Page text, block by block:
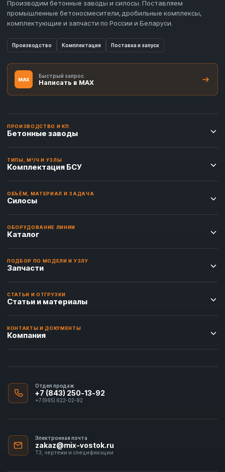
Производим бетонные заводы и силосы. Поставляем
промышленные бетоносмесители, дробильные комплексы,
комплектующие и запчасти по России и Беларуси.
Производство Комплектация Поставка и запуск
MAX
Быстрый запрос
Написать в MAX
ПРОИЗВОДСТВО И КП
Бетонные заводы
ТИПЫ, М³/Ч И УЗЛЫ
Комплектация БСУ
ОБЪЁМ, МАТЕРИАЛ И ЗАДАЧА
Силосы
ОБОРУДОВАНИЕ ЛИНИИ
Каталог
ПОДБОР ПО МОДЕЛИ И УЗЛУ
Запчасти
СТАТЬИ И ОТГРУЗКИ
Статьи и материалы
КОНТАКТЫ И ДОКУМЕНТЫ
Компания
Отдел продаж
+7 (843) 250-13-92
+7 (965) 622-02-92
Электронная почта
zakaz@mix-vostok.ru
ТЗ, чертежи и спецификации